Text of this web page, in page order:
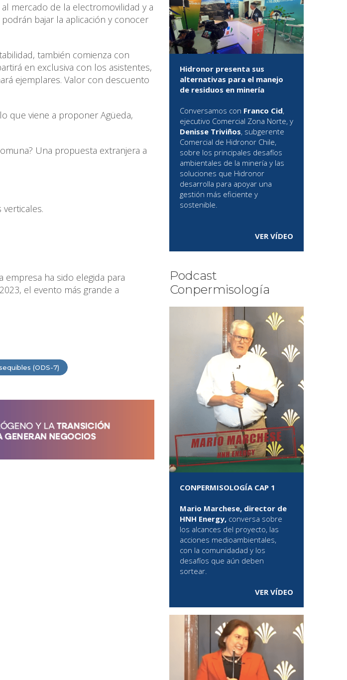
mercado de la electromovilidad y a
bajar la aplicación y conocer
también comienza con
en exclusiva con los asistentes,
ejemplares. Valor con descuento
que viene a proponer Agüeda,
Una propuesta extranjera a
empresa ha sido elegida para
el evento más grande a
(ODS-7)
Hidronor presenta sus
alternativas para el manejo
de residuos en minería
Conversamos con Franco Cid,
ejecutivo Comercial Zona Norte, y
Denisse Triviños, subgerente
Comercial de Hidronor Chile,
sobre los principales desafíos
ambientales de la minería y las
soluciones que Hidronor
desarrolla para apoyar una
gestión más eficiente y
sostenible.
VER VÍDEO
Podcast
Conpermisología
CONPERMISOLOGÍA CAP 1
Mario Marchese, director de
HNH Energy, conversa sobre
los alcances del proyecto, las
acciones medioambientales,
con la comunidadad y los
desafíos que aún deben
sortear.
VER VÍDEO